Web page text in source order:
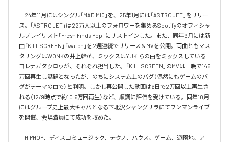
24年11月にはシングル「MAD MIC」を、25年1月には「ASTRO JET」をリリー
ス。「ASTRO JET」は22万人以上のフォロワーを集めるSpotifyのオフィシャ
ルプレイリスト「Fresh Finds Pop」にリストインした。また、同年9月には新
曲「KILL SCREEN」「watch」を2週連続でリリース＆MVを公開。両曲ともマス
タリングはWONKの井上幹が、ミックスはYUKIらの曲をミックスしている
コレナガタクロウが、それぞれ担当した。「KILL SCREEN」のMVは一晩で145
万回再生し話題となったが、のちにシステム上のバグ（偶然にもゲームのバ
グがテーマの曲で）と判明。しかし再公開した動画は6日で2万回以上再生さ
れる（12/9時点で約10.6万回再生）など、順調に評価を受けている。同年10月
にはグループ史上最大キャパとなる下北沢シャングリラにてワンマンライブ
を開催、会場満員にて成功を収めた。
HIPHOP、ディスコミュージック、テクノ、ハウス、ゲーム、遊園地、ア